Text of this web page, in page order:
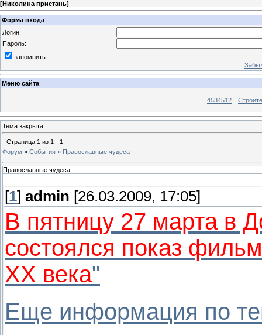
[Николина пристань]
Форма входа
Логин:
Пароль:
запомнить
Меню сайта
4534512
Тема закрыта
Страница 1 из 1
1
Форум » События » Православные чудеса
Православные чудеса
[1] admin [26.03.2009, 17:05]
В пятницу 27 марта в
состоялся показ
XX века"
Еще информация по